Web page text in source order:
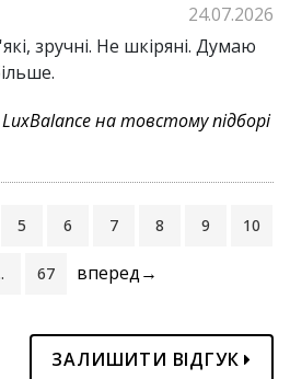
24.07.2026
зручні. Не шкіряні. Думаю
на товстому підборі
5 6 7 8 9 10
67 вперед→
ЗАЛИШИТИ ВІДГУК